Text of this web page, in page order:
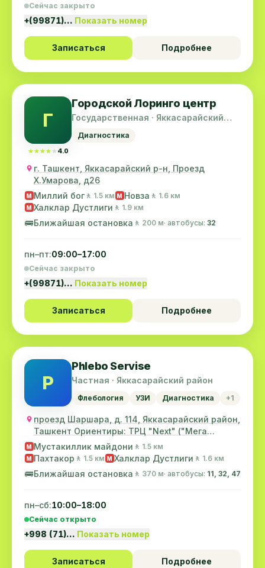
Сейчас закрыто
+(99871)… Показать номер
Записаться Подробнее
Г
★★★★★
★★★★★ 4.0
Городской Лоринго центр
Государственная · Яккасарайский
Диагностика
г. Ташкент, Яккасарайский р-н, Проезд
X.Умарова, д26
M Миллий бог 🚶 1.5 км M Новза 🚶 1.6 км
M Халклар Дустлиги 🚶 1.9 км
🚌Ближайшая остановка 🚶 200 м· автобусы: 32
пн–пт:09:00–17:00
Сейчас закрыто
+(99871)… Показать номер
Записаться Подробнее
P
Phlebo Servisе
Частная · Яккасарайский район
Флебология УЗИ Диагностика +1
проезд Шаршара, д. 114, Яккасарайский район,
Ташкент Ориентиры: ТРЦ "Next" ("Мега
трейд",...
M Мустакиллик майдони 🚶 1.5 км
M Пахтакор 🚶 1.5 км M Халклар Дустлиги 🚶 1.6 км
🚌Ближайшая остановка 🚶 370 м· автобусы: 11, 32, 47
пн–сб:10:00–18:00
Сейчас открыто
+998 (71)… Показать номер
Записаться Подробнее